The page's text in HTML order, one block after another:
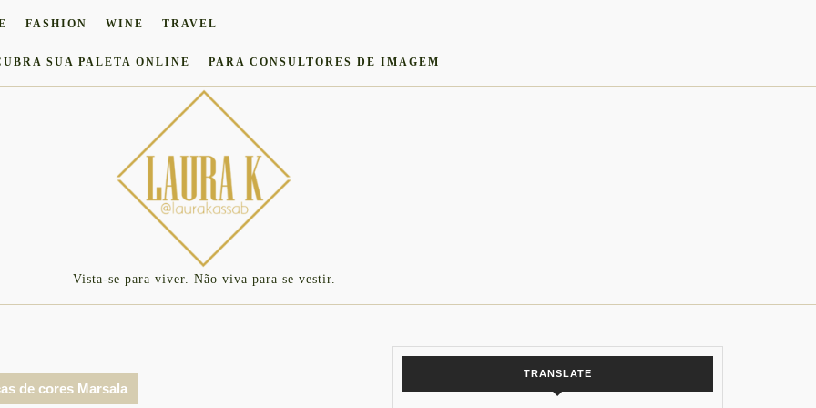
FASHION WINE TRAVEL
SUA PALETA ONLINE PARA CONSULTORES DE IMAGEM
Vista-se para viver. Não viva para se vestir.
de cores Marsala
TRANSLATE